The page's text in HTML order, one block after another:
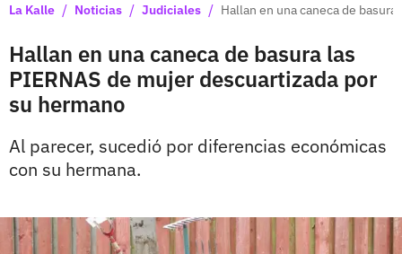
La Kalle / Noticias / Judiciales / Hallan en una caneca de
Hallan en una caneca de basura las
PIERNAS de mujer descuartizada por
su hermano
Al parecer, sucedió por diferencias económicas
con su hermana.